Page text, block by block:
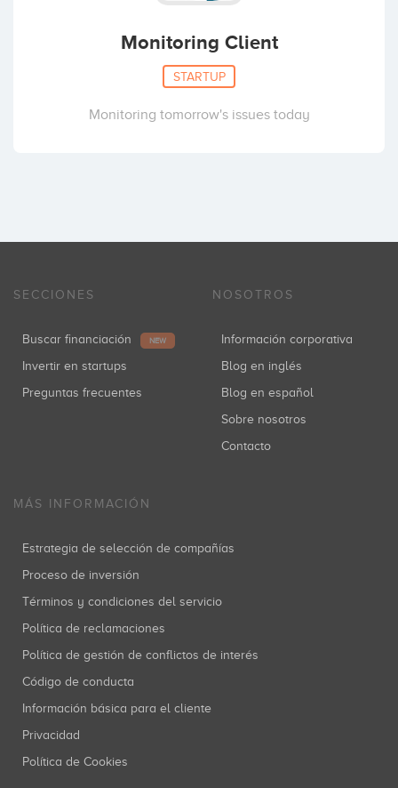
Monitoring Client
STARTUP
Monitoring tomorrow's issues today
SECCIONES
Buscar financiación NEW
Invertir en startups
Preguntas frecuentes
NOSOTROS
Información corporativa
Blog en inglés
Blog en español
Sobre nosotros
Contacto
MÁS INFORMACIÓN
Estrategia de selección de compañías
Proceso de inversión
Términos y condiciones del servicio
Política de reclamaciones
Política de gestión de conflictos de interés
Código de conducta
Información básica para el cliente
Privacidad
Política de Cookies